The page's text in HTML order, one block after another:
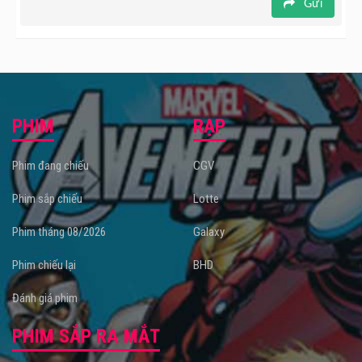
Gửi
PHIM
Phim đang chiếu
Phim sắp chiếu
Phim tháng 08/2026
Phim chiếu lại
Đánh giá phim
RẠP
CGV
Lotte
Galaxy
BHD
PHIM SẮP RA MẮT